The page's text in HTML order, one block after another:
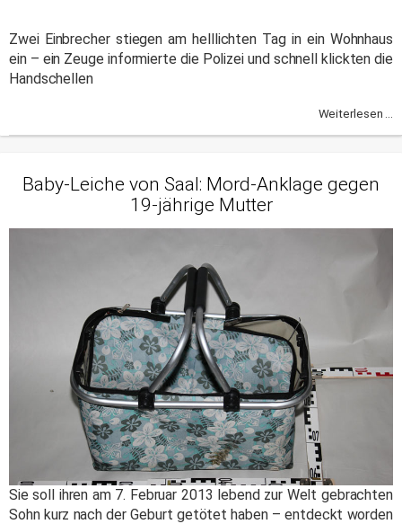
Zwei Einbrecher stiegen am helllichten Tag in ein Wohnhaus
ein – ein Zeuge informierte die Polizei und schnell klickten die
Handschellen
Weiterlesen ...
Baby-Leiche von Saal: Mord-Anklage gegen
19-jährige Mutter
Sie soll ihren am 7. Februar 2013 lebend zur Welt gebrachten
Sohn kurz nach der Geburt getötet haben – entdeckt worden